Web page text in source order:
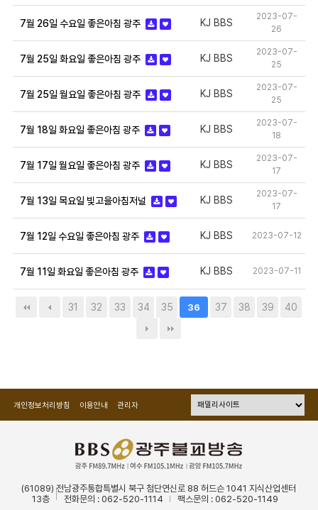
7월 26일 수요일 좋은아침 광주 KJ BBS
2023-07-
26
7월 25일 화요일 좋은아침 광주 KJ BBS
2023-07-
25
7월 25일 월요일 좋은아침 광주 KJ BBS
2023-07-
25
7월 18일 화요일 좋은아침 광주 KJ BBS
2023-07-
18
7월 17일 월요일 좋은아침 광주 KJ BBS
2023-07-
17
7월 13일 목요일 빛고을아침저널 KJ BBS
2023-07-
17
7월 12일 수요일 좋은아침 광주 KJ BBS 2023-07-12
7월 11일 화요일 좋은아침 광주 KJ BBS 2023-07-11
31 32 33 34 35 36 37 38 39 40
개인정보처리방침 이용안내 관리자
(61089) 전남광주통합특별시 북구 첨단연신로 88 허드슨 1041 지식산업센터
13층
전화문의 : 062-520-1114 팩스문의 : 062-520-1149